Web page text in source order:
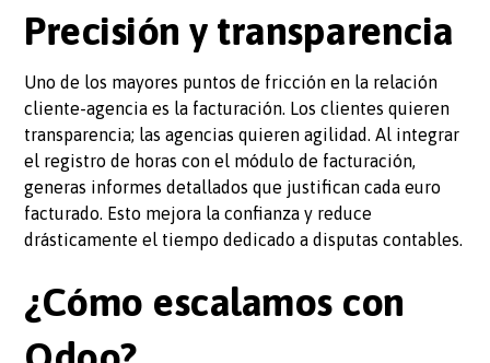
Precisión y transparencia
Uno de los mayores puntos de fricción en la relación
cliente-agencia es la facturación. Los clientes quieren
transparencia; las agencias quieren agilidad. Al integrar
el registro de horas con el módulo de facturación,
generas informes detallados que justifican cada euro
facturado. Esto mejora la confianza y reduce
drásticamente el tiempo dedicado a disputas contables.
¿Cómo escalamos con